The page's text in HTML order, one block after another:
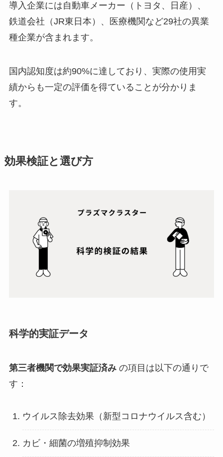
導入企業には自動車メーカー（トヨタ、日産）、
鉄道会社（JR東日本）、医療機関など29社の異業
種企業が含まれます。
国内認知度は約90%に達しており、実際の使用実
績からも一定の評価を得ていることが分かりま
す。
効果検証と選び方
科学的実証データ
第三者機関で効果実証済みの項目は以下の通りで
す：
ウイルス除去効果（新型コロナウイルス含む）
カビ・細菌の増殖抑制効果